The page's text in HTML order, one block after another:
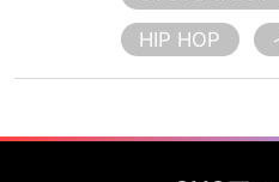
HIP HOP